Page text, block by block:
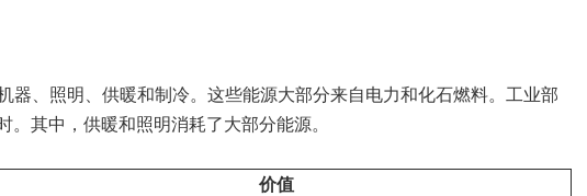
器、照明、供暖和制冷。这些能源大部分来自电力和化石燃料。工业部
其中，供暖和照明消耗了大部分能源。
价值